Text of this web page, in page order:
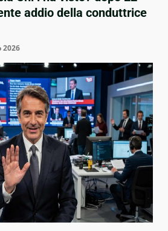
addio della conduttrice
2026